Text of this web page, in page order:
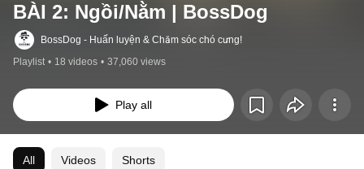
BÀI 2: Ngồi/Nằm | BossDog
BossDog - Huấn luyện & Chăm sóc chó cưng!
Playlist • 18 videos • 37,060 views
Play all
All Videos Shorts